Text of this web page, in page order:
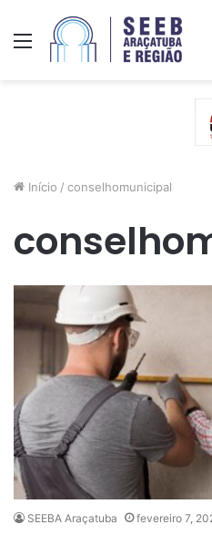
Menu
Início / conselhomunicipal
SEEBA Araçatuba fevereiro 7,